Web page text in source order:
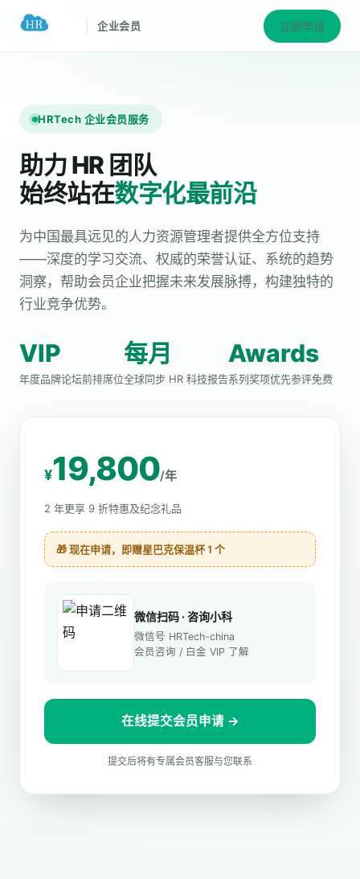
企业会员 立即申请
HRTech 企业会员服务
助力 HR 团队
始终站在数字化最前沿
为中国最具远见的人力资源管理者提供全方位支持
——深度的学习交流、权威的荣誉认证、系统的趋势
洞察，帮助会员企业把握未来发展脉搏，构建独特的
行业竞争优势。
VIP
年度品牌论坛前排席位
每月
全球同步 HR 科技报告
Awards
系列奖项优先参评免费
¥19,800/年
2 年更享 9 折特惠及纪念礼品
🎁 现在申请，即赠星巴克保温杯 1 个
微信扫码 · 咨询小科
微信号 HRTech-china
会员咨询 / 白金 VIP 了解
在线提交会员申请 →
提交后将有专属会员客服与您联系